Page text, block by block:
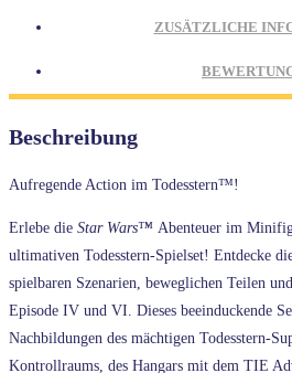
ZUSÄTZLICHE
Beschreibung
Aufregende Action im Todesstern™!
Erlebe die Star Wars™ Abenteuer im
ultimativen Todesstern-Spielset! Entdecke
spielbaren Szenarien, beweglichen Teilen
Episode IV und VI. Dieses beeinduckende
Nachbildungen des mächtigen Todesstern-
Kontrollraums, des Hangars mit dem TIE